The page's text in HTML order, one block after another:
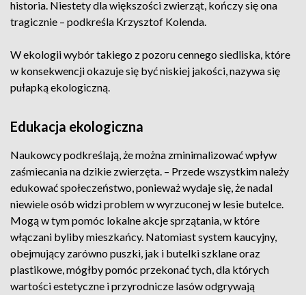
historia. Niestety dla większości zwierząt, kończy się ona
tragicznie – podkreśla Krzysztof Kolenda.
W ekologii wybór takiego z pozoru cennego siedliska, które
w konsekwencji okazuje się być niskiej jakości, nazywa się
pułapką ekologiczną.
Edukacja ekologiczna
Naukowcy podkreślają, że można zminimalizować wpływ
zaśmiecania na dzikie zwierzęta. – Przede wszystkim należy
edukować społeczeństwo, ponieważ wydaje się, że nadal
niewiele osób widzi problem w wyrzuconej w lesie butelce.
Mogą w tym pomóc lokalne akcje sprzątania, w które
włączani byliby mieszkańcy. Natomiast system kaucyjny,
obejmujący zarówno puszki, jak i butelki szklane oraz
plastikowe, mógłby pomóc przekonać tych, dla których
wartości estetyczne i przyrodnicze lasów odgrywają